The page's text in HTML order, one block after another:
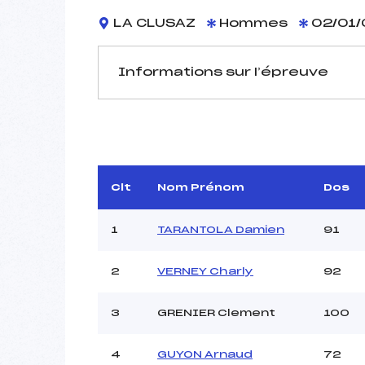
LA CLUSAZ Hommes 02/01/
Informations sur l’épreuve
D.T Adjoint :
Dir. Epreuve :
Pénalité appliquée :
Catégorie :
Clt Nom Prénom Dos
1 TARANTOLA Damien 91
2 VERNEY Charly 92
3 GRENIER Clement 100
4 GUYON Arnaud 72